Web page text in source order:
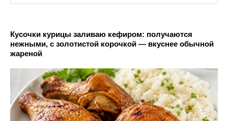
Кусочки курицы заливаю кефиром: получаются
нежными, с золотистой корочкой — вкуснее обычной
жареной